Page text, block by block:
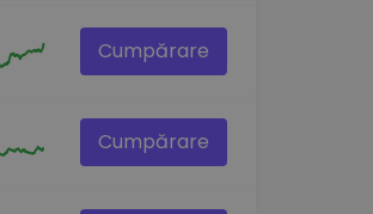
Cumpărare
Cumpărare